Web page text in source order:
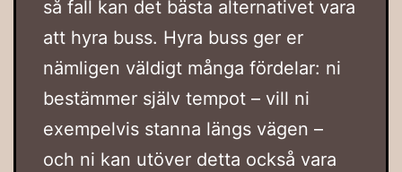
så fall kan det bästa alternativet vara
att hyra buss. Hyra buss ger er
nämligen väldigt många fördelar: ni
bestämmer själv tempot – vill ni
exempelvis stanna längs vägen –
och ni kan utöver detta också vara